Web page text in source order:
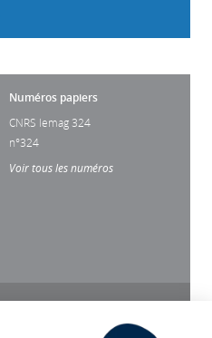
Numéros papiers
CNRS lemag 324
n°324
Voir tous les numéros